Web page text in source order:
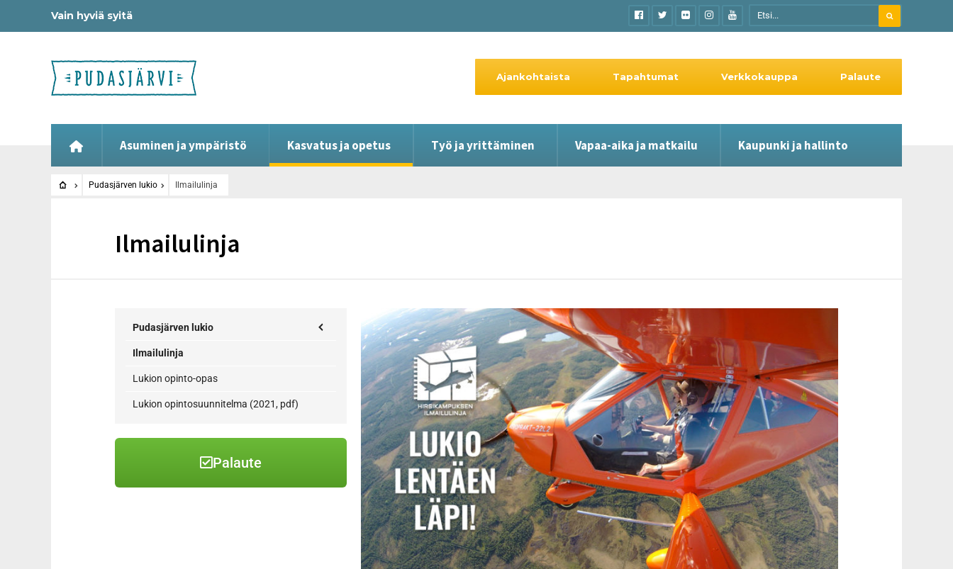
Vain hyviä syitä
Asuminen ja ympäristö Kasvatus ja opetus Työ ja yrittäminen Vapaa-aika ja matkailu Kaupunki ja hallinto
Ajankohtaista Tapahtumat Verkkokauppa Palaute
Pudasjärven lukio Ilmailulinja
Ilmailulinja
Pudasjärven lukio
Ilmailulinja
Lukion opinto-opas
Lukion opintosuunnitelma (2021, pdf)
Palaute